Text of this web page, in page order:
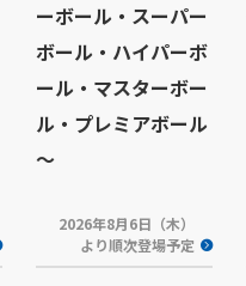
ーボール・スーパー
ボール・ハイパーボ
ール・マスターボー
ル・プレミアボール
～
2026年8月6日（木）
より順次登場予定